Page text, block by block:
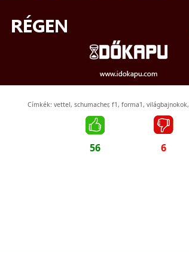
Címkék:vettel,schumacher,f1,forma1,világbajnokok,
56 6